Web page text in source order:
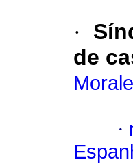
·
de
·